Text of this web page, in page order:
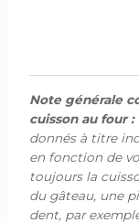
Note générale
cuisson au four :
donnés à titre
en fonction de
toujours la
du gâteau, une
dent, par